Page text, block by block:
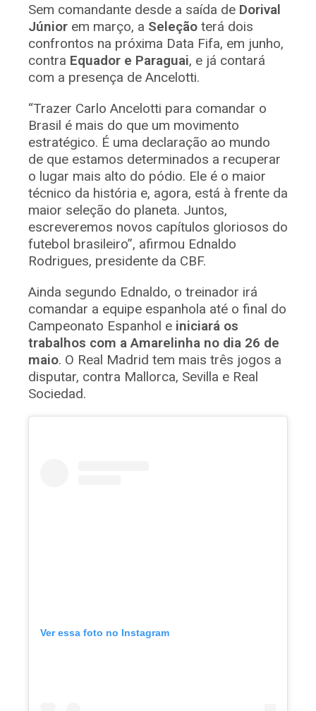
Sem comandante desde a saída de Dorival
Júnior em março, a Seleção terá dois
confrontos na próxima Data Fifa, em junho,
contra Equador e Paraguai, e já contará
com a presença de Ancelotti.
“Trazer Carlo Ancelotti para comandar o
Brasil é mais do que um movimento
estratégico. É uma declaração ao mundo
de que estamos determinados a recuperar
o lugar mais alto do pódio. Ele é o maior
técnico da história e, agora, está à frente da
maior seleção do planeta. Juntos,
escreveremos novos capítulos gloriosos do
futebol brasileiro”, afirmou Ednaldo
Rodrigues, presidente da CBF.
Ainda segundo Ednaldo, o treinador irá
comandar a equipe espanhola até o final do
Campeonato Espanhol e iniciará os
trabalhos com a Amarelinha no dia 26 de
maio. O Real Madrid tem mais três jogos a
disputar, contra Mallorca, Sevilla e Real
Sociedad.
Ver essa foto no Instagram